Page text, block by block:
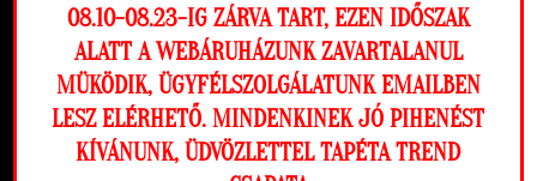
Ez a weboldal cookie-kat használ, hogy a
lehető legjobb élményt nyújtsa honlapunkon.
Beállítások
Elutasítom Engedélyezem
Az online fizetést a Barion Payment Zrt. biztosítja, MNB engedély
száma: H-EN-I-1064/2013
08.10-08.23-IG ZÁRVA TART, EZEN IDŐSZAK
ALATT A WEBÁRUHÁZUNK ZAVARTALANUL
MÜKÖDIK, ÜGYFÉLSZOLGÁLATUNK EMAILBEN
LESZ ELÉRHETŐ. MINDENKINEK JÓ PIHENÉST
KÍVÁNUNK, ÜDVÖZLETTEL TAPÉTA TREND